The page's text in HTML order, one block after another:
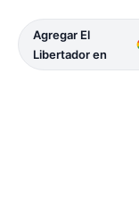
Agregar El
Libertador en